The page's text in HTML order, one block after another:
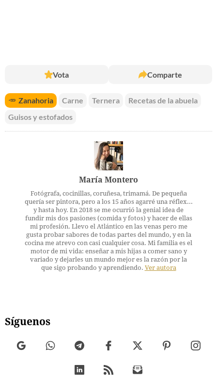
Vota Comparte
🥕 Zanahoria Carne Ternera
Recetas de la abuela
Guisos y estofados
María Montero
Fotógrafa, cocinillas, coruñesa, trimamá. De pequeña
quería ser pintora, pero a los 15 años agarré una réflex...
y hasta hoy. En 2018 se me ocurrió la genial idea de
fundir mis dos pasiones (comida y fotos) y hacer de ellas
mi profesión. Llevo el Atlántico en las venas pero me
gusta probar sabores de todas partes del mundo, y en la
cocina me atrevo con casi cualquier cosa. Mi familia es el
motor de mi vida: enseñar a mis hijas a comer sano y
variado y dejarles un mundo mejor es la razón por la
que sigo probando y aprendiendo. Ver autora
Síguenos